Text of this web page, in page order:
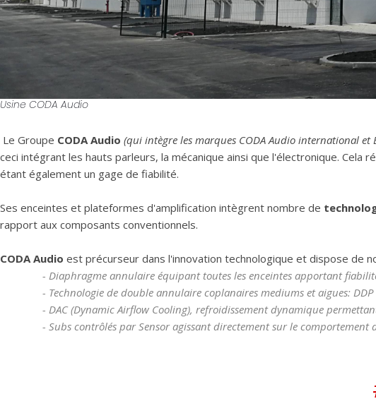
Usine CODA Audio
Le Groupe CODA Audio (qui intègre les marques CODA Audio international et
ceci intégrant les hauts parleurs, la mécanique ainsi que l'électronique.
étant également un gage de fiabilité.
Ses enceintes et plateformes d'amplification intègrent nombre de
rapport aux composants conventionnels.
CODA Audio est précurseur dans l'innovation technologique et dispose de
- Diaphragme annulaire équipant toutes les enceintes apportant
- Technologie de double annulaire coplanaires mediums et aigues:
- DAC (Dynamic Airflow Cooling), refroidissement dynamique
- Subs contrôlés par Sensor agissant directement sur le